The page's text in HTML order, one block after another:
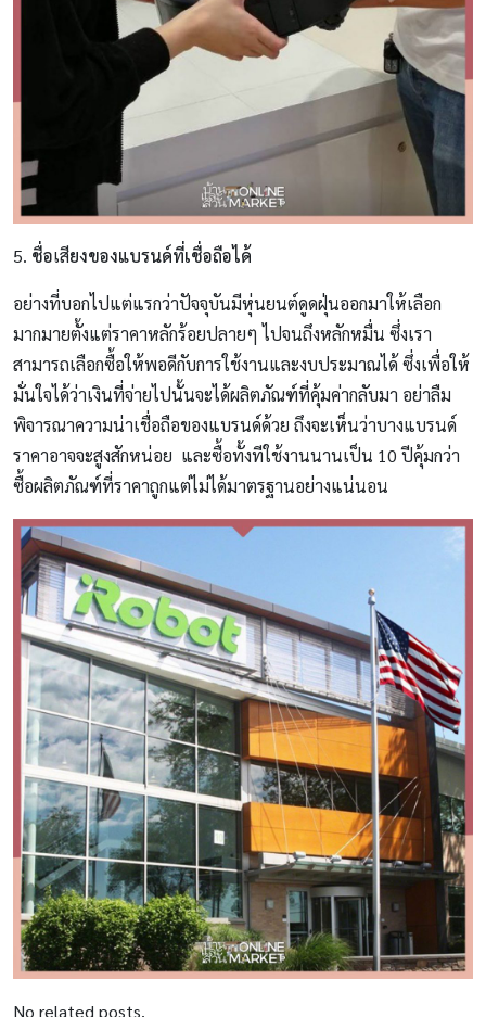
5. ชื่อเสียงของแบรนด์ที่เชื่อถือได้
อย่างที่บอกไปแต่แรกว่าปัจจุบันมีหุ่นยนต์ดูดฝุ่นออกมาให้เลือก
มากมายตั้งแต่ราคาหลักร้อยปลายๆ ไปจนถึงหลักหมื่น ซึ่งเรา
สามารถเลือกซื้อให้พอดีกับการใช้งานและงบประมาณได้ ซึ่งเพื่อให้
มั่นใจได้ว่าเงินที่จ่ายไปนั้นจะได้ผลิตภัณฑ์ที่คุ้มค่ากลับมา อย่าลืม
พิจารณาความน่าเชื่อถือของแบรนด์ด้วย ถึงจะเห็นว่าบางแบรนด์
ราคาอาจจะสูงสักหน่อย และซื้อทั้งทีใช้งานนานเป็น 10 ปีคุ้มกว่า
ซื้อผลิตภัณฑ์ที่ราคาถูกแต่ไม่ได้มาตรฐานอย่างแน่นอน
No related posts.